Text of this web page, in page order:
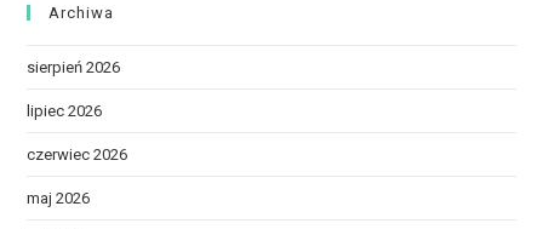
Archiwa
sierpień 2026
lipiec 2026
czerwiec 2026
maj 2026